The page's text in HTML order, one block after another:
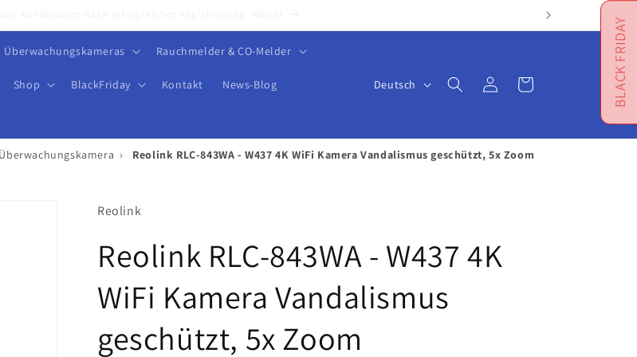
Überwachungskameras Rauchmelder & CO-Melder
Shop BlackFriday Kontakt News-Blog
a
Deutsch EinloggenWarenkorb
› Reolink RLC-843WA - W437 4K WiFi Kamera Vandalismus geschützt, 5x Zoom
Reolink
Reolink RLC-843WA - W437 4K
WiFi Kamera Vandalismus
geschützt, 5x Zoom
BLACK FRIDAY